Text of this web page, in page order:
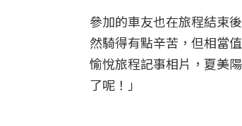
參加的車友也在旅程結束
然騎得有點辛苦，但相當
愉悅旅程記事相片，夏美
了呢！」